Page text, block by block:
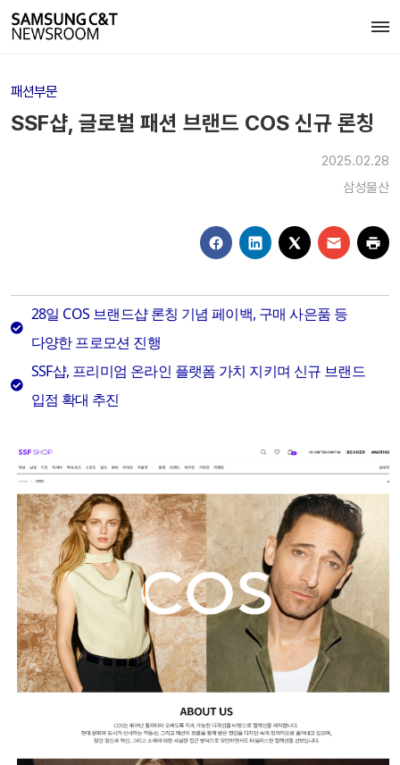
패션부문
SSF샵, 글로벌 패션 브랜드 COS 신규 론칭
2025.02.28
삼성물산
28일 COS 브랜드샵 론칭 기념 페이백, 구매 사은품 등
다양한 프로모션 진행
SSF샵, 프리미엄 온라인 플랫폼 가치 지키며 신규 브랜드
입점 확대 추진